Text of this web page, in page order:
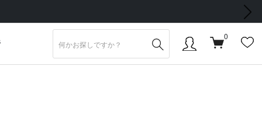
上 送料無料】 次の画像
0